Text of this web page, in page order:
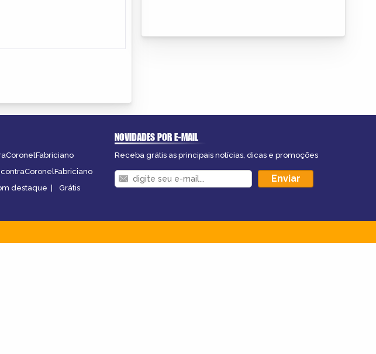
destaque | Grátis
NOVIDADES POR E-MAIL
Receba grátis as principais notícias, dicas e promoções